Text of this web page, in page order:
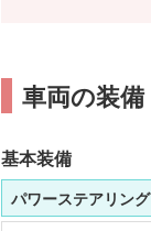
車両の装備
基本装備
パワーステアリング